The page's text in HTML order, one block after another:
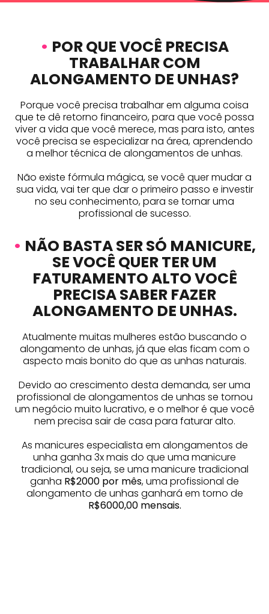
• POR QUE VOCÊ PRECISA
TRABALHAR COM
ALONGAMENTO DE UNHAS?
Porque você precisa trabalhar em alguma coisa
que te dê retorno financeiro, para que você possa
viver a vida que você merece, mas para isto, antes
você precisa se especializar na área, aprendendo
a melhor técnica de alongamentos de unhas.
Não existe fórmula mágica, se você quer mudar a
sua vida, vai ter que dar o primeiro passo e investir
no seu conhecimento, para se tornar uma
profissional de sucesso.
• NÃO BASTA SER SÓ MANICURE,
SE VOCÊ QUER TER UM
FATURAMENTO ALTO VOCÊ
PRECISA SABER FAZER
ALONGAMENTO DE UNHAS.
Atualmente muitas mulheres estão buscando o
alongamento de unhas, já que elas ficam com o
aspecto mais bonito do que as unhas naturais.
Devido ao crescimento desta demanda, ser uma
profissional de alongamentos de unhas se tornou
um negócio muito lucrativo, e o melhor é que você
nem precisa sair de casa para faturar alto.
As manicures especialista em alongamentos de
unha ganha 3x mais do que uma manicure
tradicional, ou seja, se uma manicure tradicional
ganha R$2000 por mês, uma profissional de
alongamento de unhas ganhará em torno de
R$6000,00 mensais.